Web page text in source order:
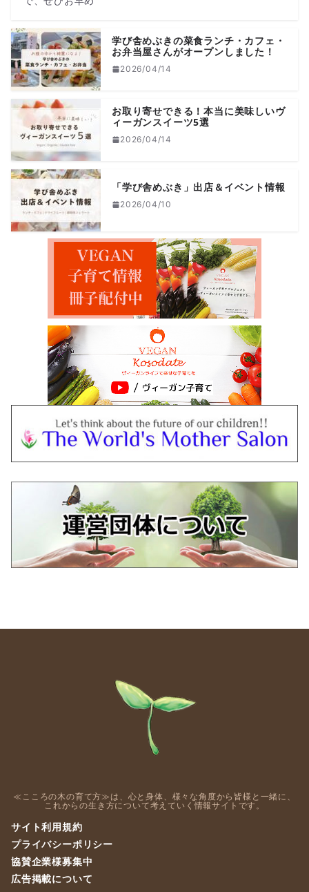
学び舎めぶきの菜食ランチ・カフェ・
お弁当屋さんがオープンしました！
2026/04/14
お取り寄せできる！本当に美味しいヴ
ィーガンスイーツ5選
2026/04/14
「学び舎めぶき」出店＆イベント情報
2026/04/10
≪こころの木の育て方≫は、心と身体、様々な角度から皆様と一緒に、
これからの生き方について考えていく情報サイトです。
サイト利用規約
プライバシーポリシー
協賛企業様募集中
広告掲載について